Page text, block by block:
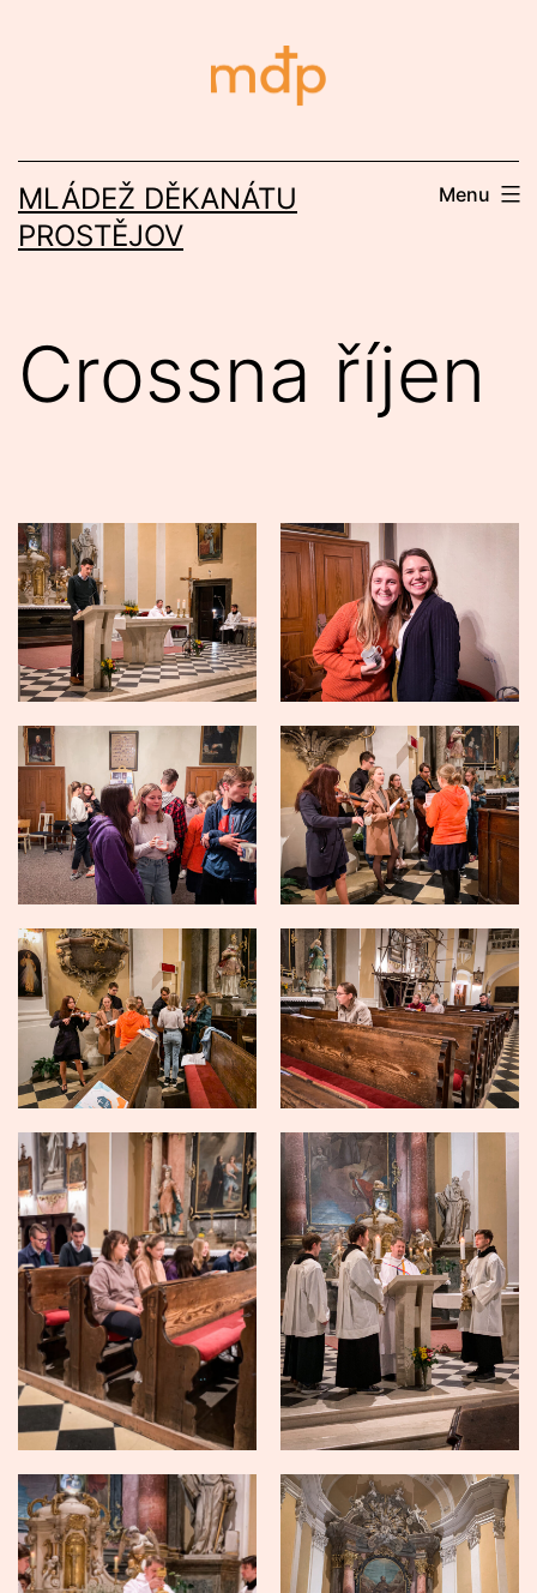
MLÁDEŽ DĚKANÁTU
PROSTĚJOV
Menu
Crossna říjen